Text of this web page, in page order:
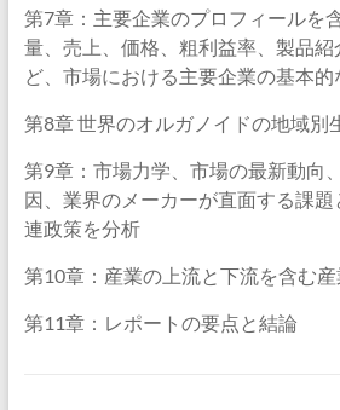
第7章：主要企業のプロフィールを
量、売上、価格、粗利益率、製品
ど、市場における主要企業の基本
第8章 世界のオルガノイドの地域別
第9章：市場力学、市場の最新動向
因、業界のメーカーが直面する課
連政策を分析
第10章：産業の上流と下流を含む
第11章：レポートの要点と結論